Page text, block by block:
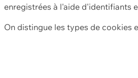
enregistrées à l'aide d'identifiants
On distingue les types de cookies